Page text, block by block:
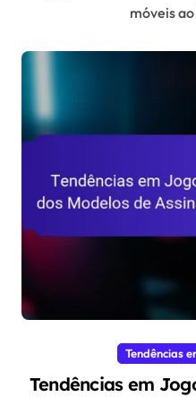
móveis
Tendências
Tendências em